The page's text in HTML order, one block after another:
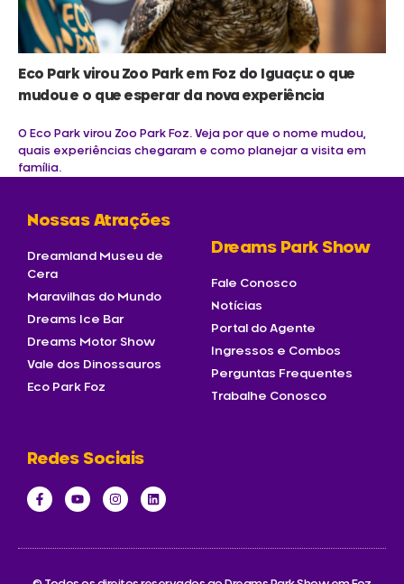
Eco Park virou Zoo Park em Foz do Iguaçu: o que
mudou e o que esperar da nova experiência
O Eco Park virou Zoo Park Foz. Veja por que o nome mudou,
quais experiências chegaram e como planejar a visita em
família.
Nossas Atrações
Dreamland Museu de
Cera
Maravilhas do Mundo
Dreams Ice Bar
Dreams Motor Show
Vale dos Dinossauros
Eco Park Foz
Dreams Park Show
Fale Conosco
Notícias
Portal do Agente
Ingressos e Combos
Perguntas Frequentes
Trabalhe Conosco
Redes Sociais